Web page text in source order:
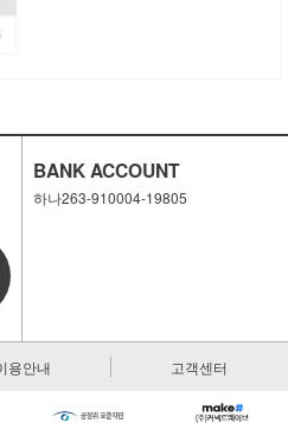
BANK ACCOUNT
하나263-910004-19805
용안내 고객센터